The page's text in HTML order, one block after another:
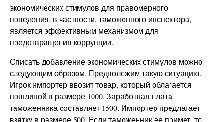
экономических стимулов для правомерного
поведения, в частности, таможенного инспектора,
является эффективным механизмом для
предотвращения коррупции.
Описать добавление экономических стимулов можно
следующим образом. Предположим такую ситуацию.
Игрок импортер ввозит товар, который облагается
пошлиной в размере 1000. Заработная плата
таможенника составляет 1500. Импортер предлагает
взятку в размере 500. Если таможенник ее примет, то